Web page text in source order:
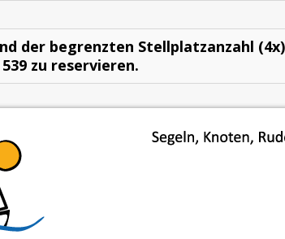
der begrenzten Stellplatzanzahl
zu reservieren.